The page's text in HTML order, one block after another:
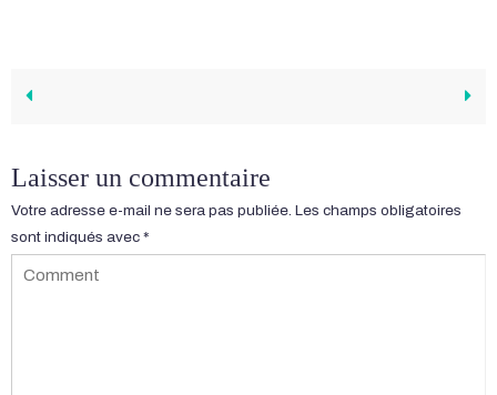
Laisser un commentaire
Votre adresse e-mail ne sera pas publiée. Les champs obligatoires
sont indiqués avec *